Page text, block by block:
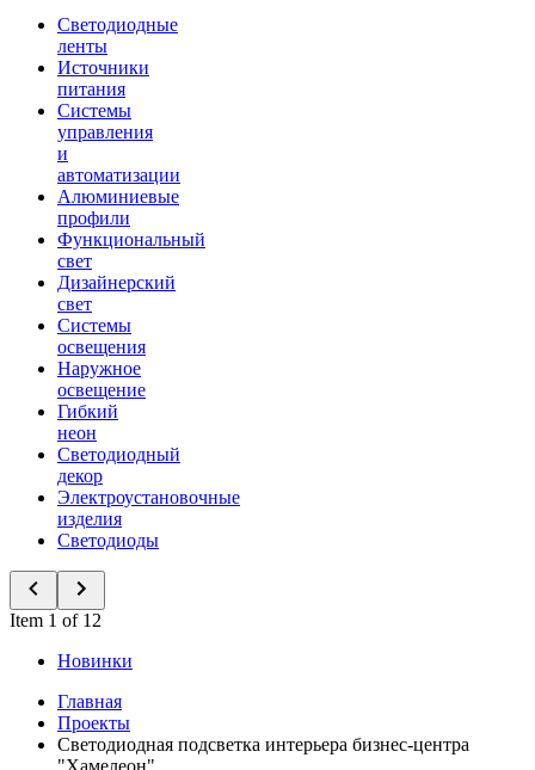
Светодиодные
ленты
Источники
питания
Системы
управления
и
автоматизации
Алюминиевые
профили
Функциональный
свет
Дизайнерский
свет
Системы
освещения
Наружное
освещение
Гибкий
неон
Светодиодный
декор
Электроустановочные
изделия
Светодиоды
Item 1 of 12
Новинки
Главная
Проекты
Светодиодная подсветка интерьера бизнес-центра
"Хамелеон"